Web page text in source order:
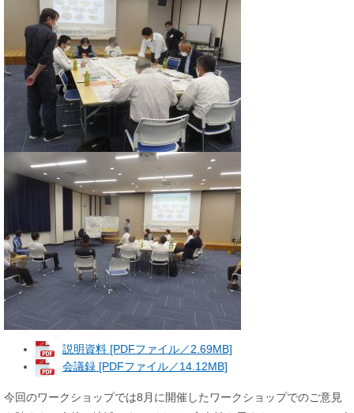
説明資料 [PDFファイル／2.69MB]
会議録 [PDFファイル／14.12MB]
今回のワークショップでは8月に開催したワークショップでのご意見